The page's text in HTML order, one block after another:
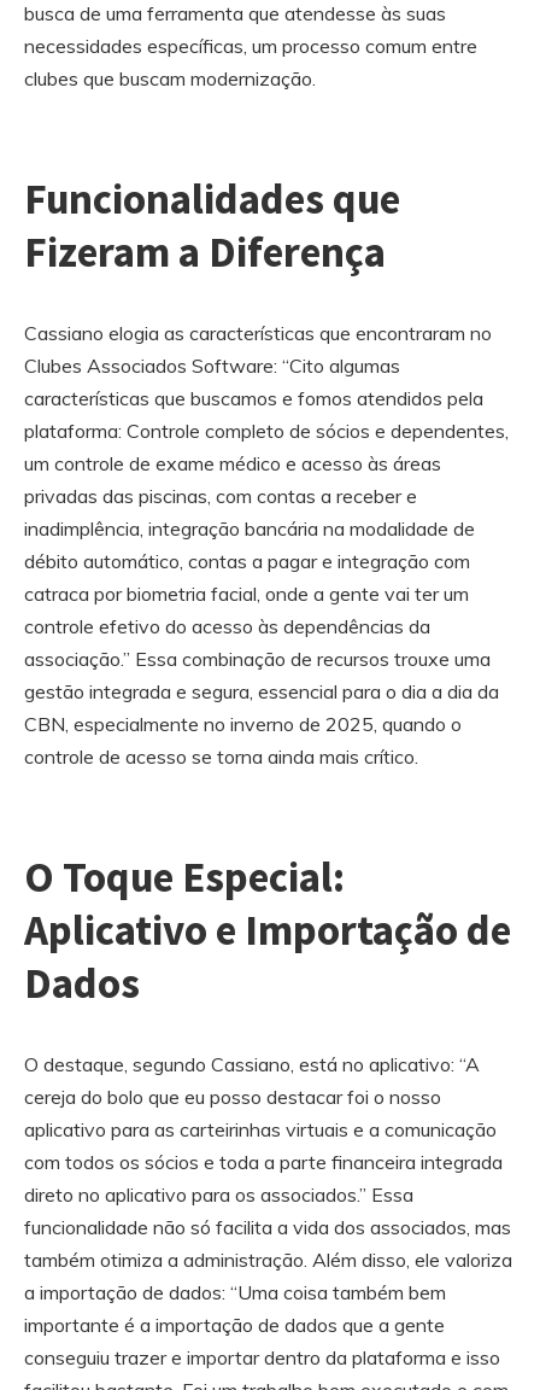
busca de uma ferramenta que atendesse às suas
necessidades específicas, um processo comum entre
clubes que buscam modernização.
Funcionalidades que
Fizeram a Diferença
Cassiano elogia as características que encontraram no
Clubes Associados Software: “Cito algumas
características que buscamos e fomos atendidos pela
plataforma: Controle completo de sócios e dependentes,
um controle de exame médico e acesso às áreas
privadas das piscinas, com contas a receber e
inadimplência, integração bancária na modalidade de
débito automático, contas a pagar e integração com
catraca por biometria facial, onde a gente vai ter um
controle efetivo do acesso às dependências da
associação.” Essa combinação de recursos trouxe uma
gestão integrada e segura, essencial para o dia a dia da
CBN, especialmente no inverno de 2025, quando o
controle de acesso se torna ainda mais crítico.
O Toque Especial:
Aplicativo e Importação de
Dados
O destaque, segundo Cassiano, está no aplicativo: “A
cereja do bolo que eu posso destacar foi o nosso
aplicativo para as carteirinhas virtuais e a comunicação
com todos os sócios e toda a parte financeira integrada
direto no aplicativo para os associados.” Essa
funcionalidade não só facilita a vida dos associados, mas
também otimiza a administração. Além disso, ele valoriza
a importação de dados: “Uma coisa também bem
importante é a importação de dados que a gente
conseguiu trazer e importar dentro da plataforma e isso